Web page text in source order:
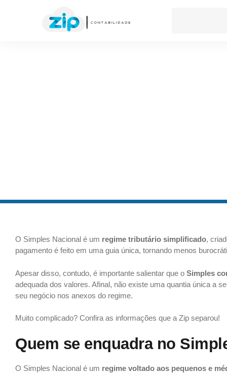
O Simples Nacional é um regime tributário simplificado,
pagamento é feito em uma guia única, tornando menos
Apesar disso, contudo, é importante salientar que o Simples
adequada dos valores. Afinal, não existe uma quantia única a
seu negócio nos anexos do regime.
Muito complicado? Confira as informações que a Zip separou!
Quem se enquadra no
O Simples Nacional é um regime voltado aos pequenos e